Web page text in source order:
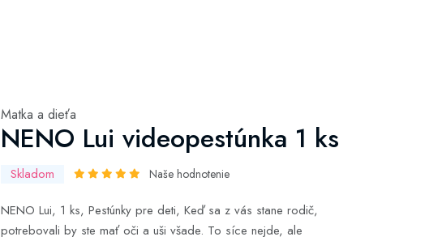
Matka a dieťa
NENO Lui videopestúnka 1 ks
Skladom Naše hodnotenie
NENO Lui, 1 ks, Pestúnky pre deti, Keď sa z vás stane rodič,
potrebovali by ste mať oči a uši všade. To síce nejde, ale